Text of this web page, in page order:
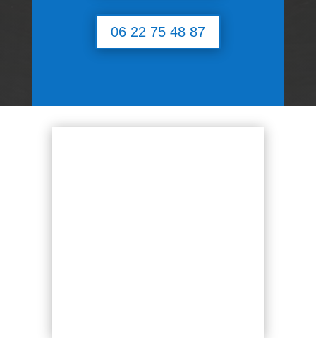
06 22 75 48 87